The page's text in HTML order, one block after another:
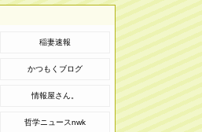
稲妻速報
かつもくブログ
情報屋さん。
哲学ニュースnwk